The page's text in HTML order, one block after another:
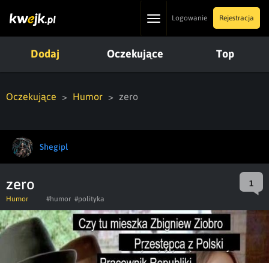
ToggleLogowanie Rejestracja
Dodaj Oczekujące Top
Oczekujące Humor zero
Shegipl
zero 1
Humor #humor #polityka